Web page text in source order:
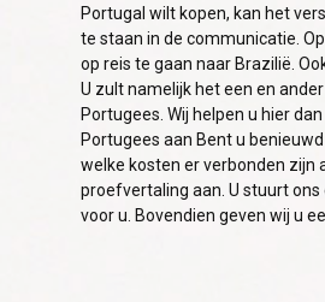
Portugal wilt kopen, kan het
te staan in de communicatie.
op reis te gaan naar Brazilië.
U zult namelijk het een en
Portugees. Wij helpen u hier
Portugees aan Bent u
welke kosten er verbonden zijn
proefvertaling aan. U stuurt
voor u. Bovendien geven wij u